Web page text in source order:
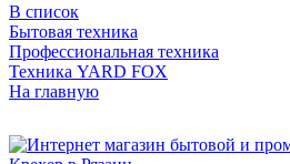
В список
Бытовая техника
Профессиональная техника
Техника YARD FOX
На главную